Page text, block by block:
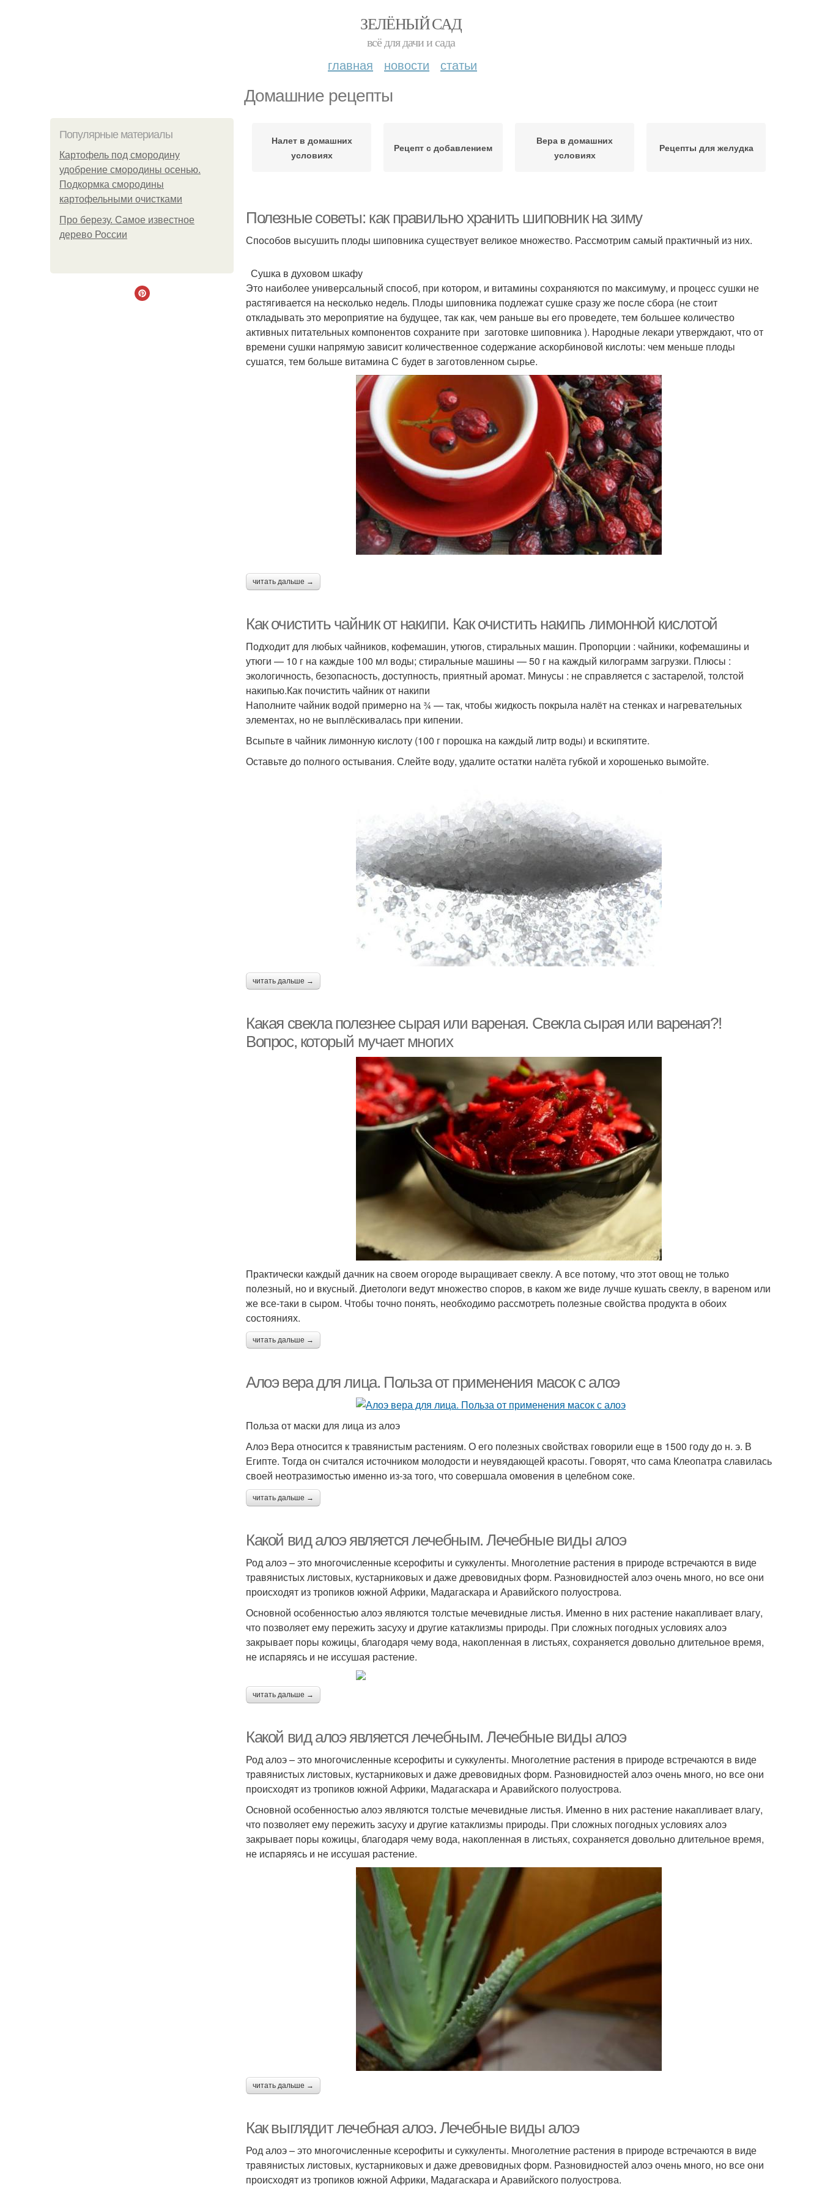
ЗЕЛЁНЫЙ САД
всё для дачи и сада
главная новости статьи
Домашние рецепты
Популярные материалы
Картофель под смородину
удобрение смородины осенью.
Подкормка смородины
картофельными очистками
Про березу. Самое известное
дерево России
Налет в домашних
условиях
Рецепт с добавлением
Вера в домашних
условиях
Рецепты для желудка
Полезные советы: как правильно хранить шиповник на зиму
Способов высушить плоды шиповника существует великое множество. Рассмотрим самый практичный из них.
Сушка в духовом шкафу
Это наиболее универсальный способ, при котором, и витамины сохраняются по максимуму, и процесс сушки не
растягивается на несколько недель. Плоды шиповника подлежат сушке сразу же после сбора (не стоит
откладывать это мероприятие на будущее, так как, чем раньше вы его проведете, тем большее количество
активных питательных компонентов сохраните при заготовке шиповника ). Народные лекари утверждают, что от
времени сушки напрямую зависит количественное содержание аскорбиновой кислоты: чем меньше плоды
сушатся, тем больше витамина С будет в заготовленном сырье.
читать дальше →
Как очистить чайник от накипи. Как очистить накипь лимонной кислотой
Подходит для любых чайников, кофемашин, утюгов, стиральных машин. Пропорции : чайники, кофемашины и
утюги — 10 г на каждые 100 мл воды; стиральные машины — 50 г на каждый килограмм загрузки. Плюсы :
экологичность, безопасность, доступность, приятный аромат. Минусы : не справляется с застарелой, толстой
накипью.Как почистить чайник от накипи
Наполните чайник водой примерно на ¾ — так, чтобы жидкость покрыла налёт на стенках и нагревательных
элементах, но не выплёскивалась при кипении.
Всыпьте в чайник лимонную кислоту (100 г порошка на каждый литр воды) и вскипятите.
Оставьте до полного остывания. Слейте воду, удалите остатки налёта губкой и хорошенько вымойте.
читать дальше →
Какая свекла полезнее сырая или вареная. Свекла сырая или вареная?!
Вопрос, который мучает многих
Практически каждый дачник на своем огороде выращивает свеклу. А все потому, что этот овощ не только
полезный, но и вкусный. Диетологи ведут множество споров, в каком же виде лучше кушать свеклу, в вареном или
же все-таки в сыром. Чтобы точно понять, необходимо рассмотреть полезные свойства продукта в обоих
состояниях.
читать дальше →
Алоэ вера для лица. Польза от применения масок с алоэ
Польза от маски для лица из алоэ
Алоэ Вера относится к травянистым растениям. О его полезных свойствах говорили еще в 1500 году до н. э. В
Египте. Тогда он считался источником молодости и неувядающей красоты. Говорят, что сама Клеопатра славилась
своей неотразимостью именно из-за того, что совершала омовения в целебном соке.
читать дальше →
Какой вид алоэ является лечебным. Лечебные виды алоэ
Род алоэ – это многочисленные ксерофиты и суккуленты. Многолетние растения в природе встречаются в виде
травянистых листовых, кустарниковых и даже древовидных форм. Разновидностей алоэ очень много, но все они
происходят из тропиков южной Африки, Мадагаскара и Аравийского полуострова.
Основной особенностью алоэ являются толстые мечевидные листья. Именно в них растение накапливает влагу,
что позволяет ему пережить засуху и другие катаклизмы природы. При сложных погодных условиях алоэ
закрывает поры кожицы, благодаря чему вода, накопленная в листьях, сохраняется довольно длительное время,
не испаряясь и не иссушая растение.
читать дальше →
Какой вид алоэ является лечебным. Лечебные виды алоэ
Род алоэ – это многочисленные ксерофиты и суккуленты. Многолетние растения в природе встречаются в виде
травянистых листовых, кустарниковых и даже древовидных форм. Разновидностей алоэ очень много, но все они
происходят из тропиков южной Африки, Мадагаскара и Аравийского полуострова.
Основной особенностью алоэ являются толстые мечевидные листья. Именно в них растение накапливает влагу,
что позволяет ему пережить засуху и другие катаклизмы природы. При сложных погодных условиях алоэ
закрывает поры кожицы, благодаря чему вода, накопленная в листьях, сохраняется довольно длительное время,
не испаряясь и не иссушая растение.
читать дальше →
Как выглядит лечебная алоэ. Лечебные виды алоэ
Род алоэ – это многочисленные ксерофиты и суккуленты. Многолетние растения в природе встречаются в виде
травянистых листовых, кустарниковых и даже древовидных форм. Разновидностей алоэ очень много, но все они
происходят из тропиков южной Африки, Мадагаскара и Аравийского полуострова.